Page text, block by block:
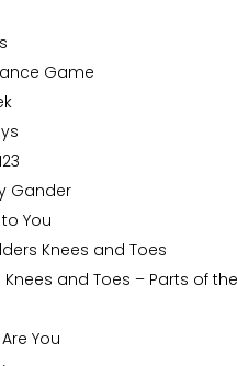
Game
Gander
You
Knees and Toes
and Toes – Parts of
You